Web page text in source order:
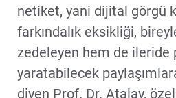
netiket, yani dijital görgü
farkındalık eksikliği,
zedeleyen hem de ileride
yaratabilecek
diyen Prof. Dr. Atalay,